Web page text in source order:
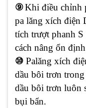
⑨Khi điều chỉnh
pa lăng xích điện
tích trượt phanh
cách nâng ổn
⑩ Palăng xích
dầu bôi trơn
dầu bôi trơn luôn
bụi bẩn.